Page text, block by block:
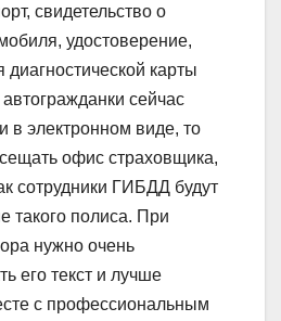
свидетельство о
удостоверение,
диагностической карты
сейчас
в электронном виде, то
офис страховщика,
сотрудники ГИБДД будут
такого полиса. При
нужно очень
его текст и лучше
с профессиональным